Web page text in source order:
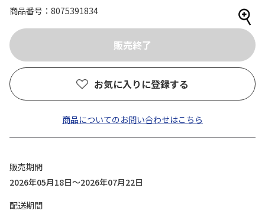
商品番号
8075391834
お気に入りに登録する
商品についてのお問い合わせはこちら
販売期間
2026年05月18日～2026年07月22日
配送期間